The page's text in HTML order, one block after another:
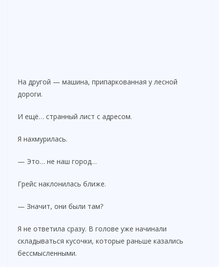
На другой — машина, припаркованная у лесной
дороги.
И ещё… странный лист с адресом.
Я нахмурилась.
— Это… не наш город…
Грейс наклонилась ближе.
— Значит, они были там?
Я не ответила сразу. В голове уже начинали
складываться кусочки, которые раньше казались
бессмысленными.